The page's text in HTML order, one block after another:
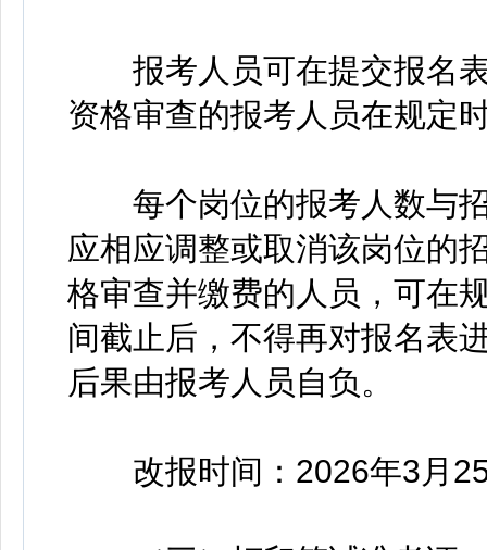
报考人员可在提交报名表
资格审查的报考人员在规定
每个岗位的报考人数与招
应相应调整或取消该岗位的
格审查并缴费的人员，可在
间截止后，不得再对报名表
后果由报考人员自负。
改报时间：2026年3月25